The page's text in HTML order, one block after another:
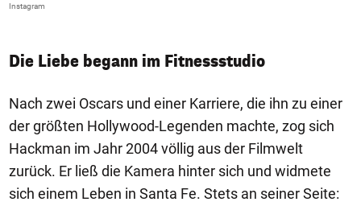
Instagram
Die Liebe begann im Fitnessstudio
Nach zwei Oscars und einer Karriere, die ihn zu einer
der größten Hollywood-Legenden machte, zog sich
Hackman im Jahr 2004 völlig aus der Filmwelt
zurück. Er ließ die Kamera hinter sich und widmete
sich einem Leben in Santa Fe. Stets an seiner Seite: